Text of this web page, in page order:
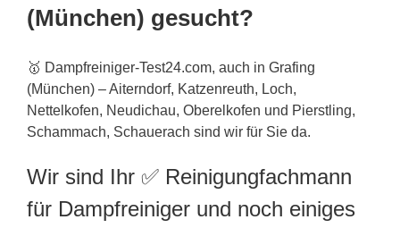
(München) gesucht?
🥇 Dampfreiniger-Test24.com, auch in Grafing
(München) – Aiterndorf, Katzenreuth, Loch,
Nettelkofen, Neudichau, Oberelkofen und Pierstling,
Schammach, Schauerach sind wir für Sie da.
Wir sind Ihr ✅ Reinigungfachmann
für Dampfreiniger und noch einiges